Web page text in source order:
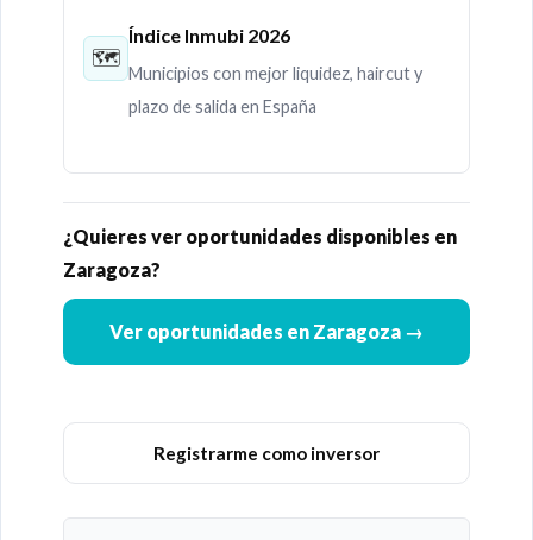
🗺
Índice Inmubi 2026
Municipios con mejor liquidez, haircut y
plazo de salida en España
¿Quieres ver oportunidades disponibles en
Zaragoza?
Ver oportunidades en Zaragoza →
Registrarme como inversor